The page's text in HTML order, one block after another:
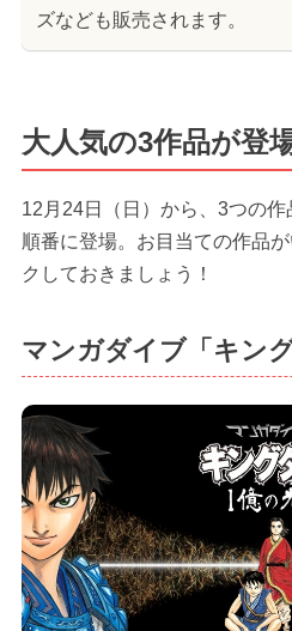
ズなども販売されます。
大人気の3作品が登
12月24日（日）から、3つの
順番に登場。お目当ての作品
クしておきましょう！
マンガダイブ「キン